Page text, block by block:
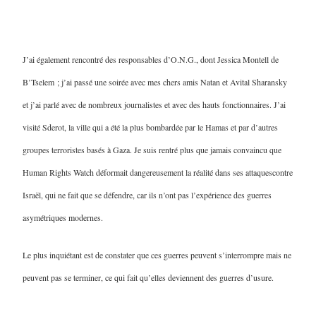
J’ai également rencontré des responsables d’O.N.G., dont Jessica Montell de
B’Tselem ; j’ai passé une soirée avec mes chers amis Natan et Avital Sharansky
et j’ai parlé avec de nombreux journalistes et avec des hauts fonctionnaires. J’ai
visité Sderot, la ville qui a été la plus bombardée par le Hamas et par d’autres
groupes terroristes basés à Gaza. Je suis rentré plus que jamais convaincu que
Human Rights Watch déformait dangereusement la réalité dans ses attaquescontre
Israël, qui ne fait que se défendre, car ils n’ont pas l’expérience des guerres
asymétriques modernes.
Le plus inquiétant est de constater que ces guerres peuvent s’interrompre mais ne
peuvent pas se terminer, ce qui fait qu’elles deviennent des guerres d’usure.